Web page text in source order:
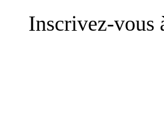
Inscrivez-vous